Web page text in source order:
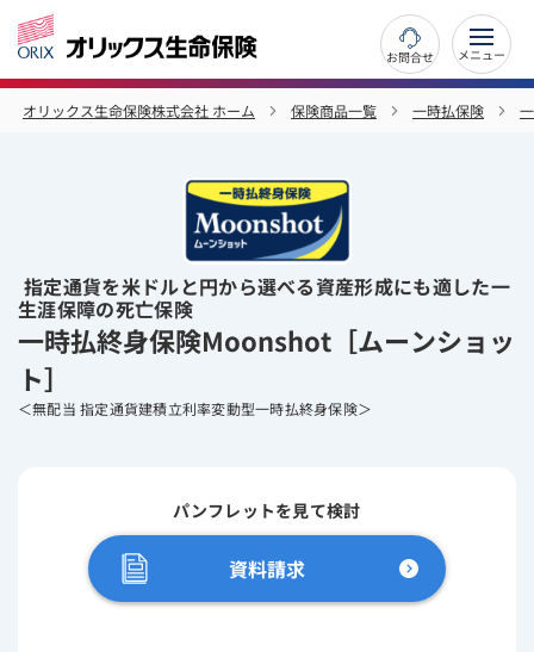
お問合せ
オリックス生命保険株式会社 ホーム 保険商品一覧 一時払保険
指定通貨を米ドルと円から選べる資産形成にも適した一
生涯保障の死亡保険
一時払終身保険Moonshot［ムーンショッ
ト］
＜無配当 指定通貨建積立利率変動型一時払終身保険＞
パンフレットを見て検討
資料請求